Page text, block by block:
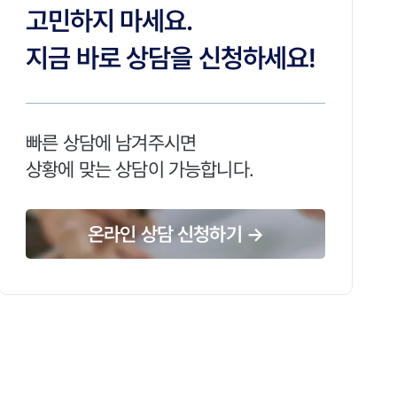
고민하지 마세요.
지금 바로 상담을 신청하세요!
빠른 상담에 남겨주시면
상황에 맞는 상담이 가능합니다.
온라인 상담 신청하기 →